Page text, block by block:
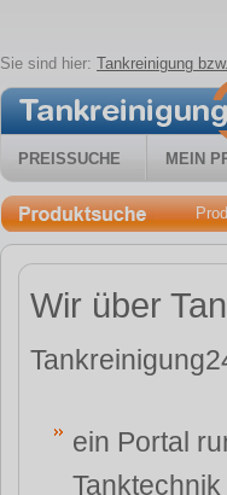
Sie sind hier: Tankreinigung
PREISSUCHE MEIN
Wir über
ein Portal
Tanktechnik